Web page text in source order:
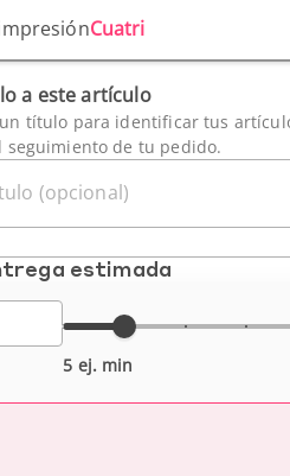
Cuatri
a este artículo
título para identificar tus
seguimiento de tu pedido.
(opcional)
estimada
5 ej. min